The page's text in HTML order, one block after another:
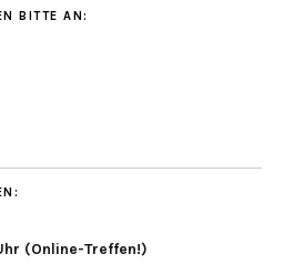
BITTE AN:
(Online-Treffen!)